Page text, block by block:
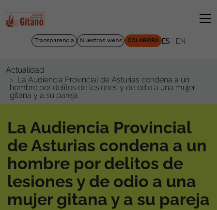
Transparencia Nuestras webs COLABORA ES EN
Actualidad
La Audiencia Provincial de Asturias condena a un
hombre por delitos de lesiones y de odio a una mujer
gitana y a su pareja
La Audiencia Provincial
de Asturias condena a un
hombre por delitos de
lesiones y de odio a una
mujer gitana y a su pareja